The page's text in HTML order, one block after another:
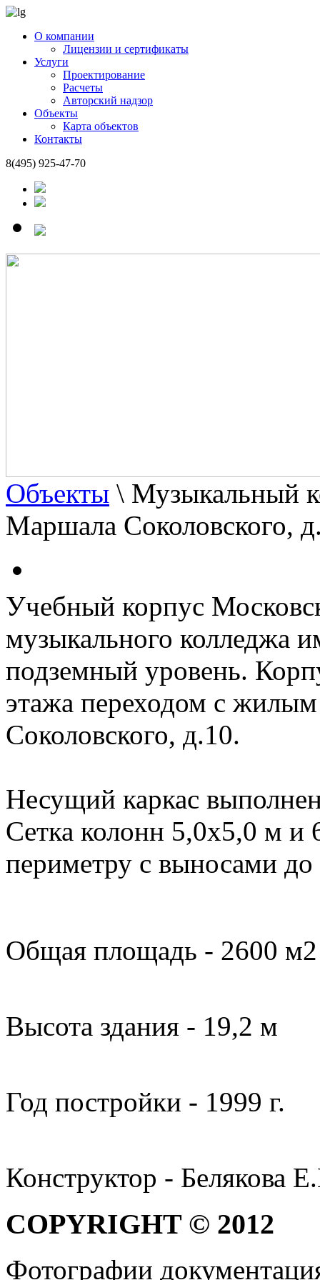
О компании
Лицензии и сертификаты
Услуги
Проектирование
Расчеты
Авторский надзор
Объекты
Карта объектов
Контакты
8(495) 925-47-70
Объекты \ Музыкальный
Маршала Соколовского,
Учебный корпус
музыкального колледжа
подземный уровень.
этажа переходом с
Соколовского, д.10.
Несущий каркас
Сетка колонн 5,0х5,0 м и
периметру с выносами
Общая площадь - 2600 м2
Высота здания - 19,2 м
Год постройки - 1999 г.
Конструктор - Белякова
COPYRIGHT © 2012
Фотографии